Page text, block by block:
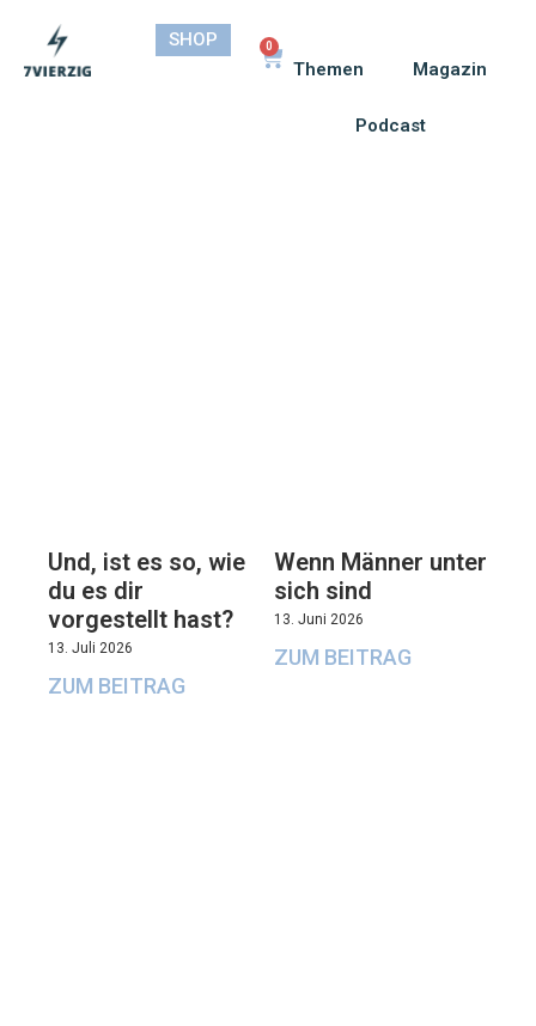
SHOP 0
Themen Magazin
Podcast
Und, ist es so, wie
du es dir
vorgestellt hast?
13. Juli 2026
ZUM BEITRAG
Wenn Männer unter
sich sind
13. Juni 2026
ZUM BEITRAG